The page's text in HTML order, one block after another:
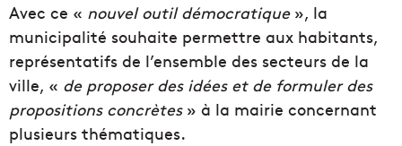
Avec ce « nouvel outil démocratique», la
municipalité souhaite permettre aux habitants,
représentatifs de l’ensemble des secteurs de la
ville, « de proposer des idées et de formuler des
propositions concrètes» à la mairie concernant
plusieurs thématiques.